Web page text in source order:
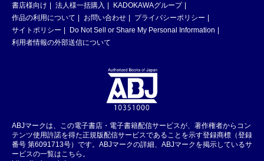
書店様向け
法人様一括購入
KADOKAWAグループ
作品の利用について
お問い合わせ
プライバシーポリシー
サイトポリシー
Do Not Sell or Share My Personal Information
利用者情報の外部送信について
ABJマークは、この電子書店・電子書籍配信サービスが、著作権者からコン
テンツ使用許諾を得た正規版配信サービスであることを示す登録商標（登録
番号 第6091713号）です。ABJマークの詳細、ABJマークを掲示しているサ
ービスの一覧はこちら。